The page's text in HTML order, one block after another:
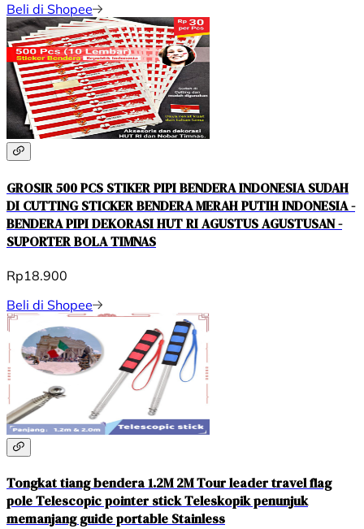
Beli di Shopee
GROSIR 500 PCS STIKER PIPI BENDERA INDONESIA SUDAH
DI CUTTING STICKER BENDERA MERAH PUTIH INDONESIA -
BENDERA PIPI DEKORASI HUT RI AGUSTUS AGUSTUSAN -
SUPORTER BOLA TIMNAS
Rp18.900
Beli di Shopee
Tongkat tiang bendera 1.2M 2M Tour leader travel flag
pole Telescopic pointer stick Teleskopik penunjuk
memanjang guide portable Stainless